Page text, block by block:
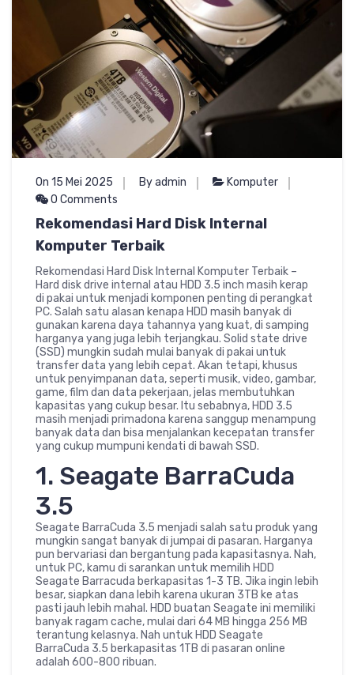
On 15 Mei 2025 By admin
Komputer
0 Comments
Rekomendasi Hard Disk Internal
Komputer Terbaik
Rekomendasi Hard Disk Internal Komputer Terbaik –
Hard disk drive internal atau HDD 3.5 inch masih kerap
di pakai untuk menjadi komponen penting di perangkat
PC. Salah satu alasan kenapa HDD masih banyak di
gunakan karena daya tahannya yang kuat, di samping
harganya yang juga lebih terjangkau. Solid state drive
(SSD) mungkin sudah mulai banyak di pakai untuk
transfer data yang lebih cepat. Akan tetapi, khusus
untuk penyimpanan data, seperti musik, video, gambar,
game, film dan data pekerjaan, jelas membutuhkan
kapasitas yang cukup besar. Itu sebabnya, HDD 3.5
masih menjadi primadona karena sanggup menampung
banyak data dan bisa menjalankan kecepatan transfer
yang cukup mumpuni kendati di bawah SSD.
1. Seagate BarraCuda
3.5
Seagate BarraCuda 3.5 menjadi salah satu produk yang
mungkin sangat banyak di jumpai di pasaran. Harganya
pun bervariasi dan bergantung pada kapasitasnya. Nah,
untuk PC, kamu di sarankan untuk memilih HDD
Seagate Barracuda berkapasitas 1-3 TB. Jika ingin lebih
besar, siapkan dana lebih karena ukuran 3TB ke atas
pasti jauh lebih mahal. HDD buatan Seagate ini memiliki
banyak ragam cache, mulai dari 64 MB hingga 256 MB
terantung kelasnya. Nah untuk HDD Seagate
BarraCuda 3.5 berkapasitas 1TB di pasaran online
adalah 600-800 ribuan.